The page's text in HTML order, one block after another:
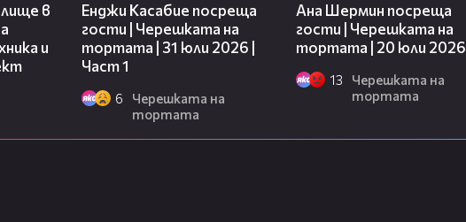
в
и
Енджи Касабие посреща
гости | Черешката на
тортата | 31 юли 2026 |
Част 1
6
Черешката на
тортата
Ана Шермин посреща
гости | Черешката на
тортата | 20 юли 2026
13
Черешката на
тортата